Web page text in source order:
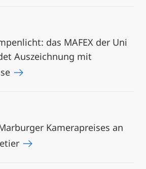
das MAFEX der Uni
Auszeichnung mit
Kamerapreises an